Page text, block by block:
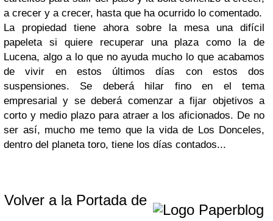
a crecer y a crecer, hasta que ha ocurrido lo comentado.
La propiedad tiene ahora sobre la mesa una difícil
papeleta si quiere recuperar una plaza como la de
Lucena, algo a lo que no ayuda mucho lo que acabamos
de vivir en estos últimos días con estos dos
suspensiones. Se deberá hilar fino en el tema
empresarial y se deberá comenzar a fijar objetivos a
corto y medio plazo para atraer a los aficionados. De no
ser así, mucho me temo que la vida de Los Donceles,
dentro del planeta toro, tiene los días contados...
Volver a la Portada de